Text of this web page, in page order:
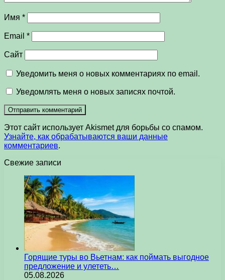
Имя *
Email *
Сайт
Уведомить меня о новых комментариях по email.
Уведомлять меня о новых записях почтой.
Этот сайт использует Akismet для борьбы со спамом.
Узнайте, как обрабатываются ваши данные
комментариев.
Свежие записи
Горящие туры во Вьетнам: как поймать выгодное
предложение и улететь…
05.08.2026